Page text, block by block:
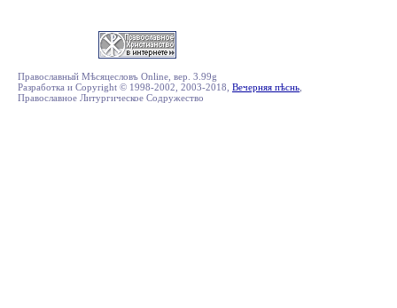
Православный Мѣсяцесловъ Online, вер. 3.99g
Разработка и Copyright © 1998-2002, 2003-2018, Вечерняя пѣснь
Православное Литургическое Содружество